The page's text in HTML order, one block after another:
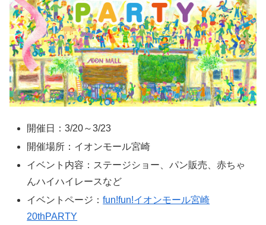
開催日：3/20～3/23
開催場所：イオンモール宮崎
イベント内容：ステージショー、パン販売、赤ちゃ
んハイハイレースなど
イベントページ：fun!fun!イオンモール宮崎
20thPARTY